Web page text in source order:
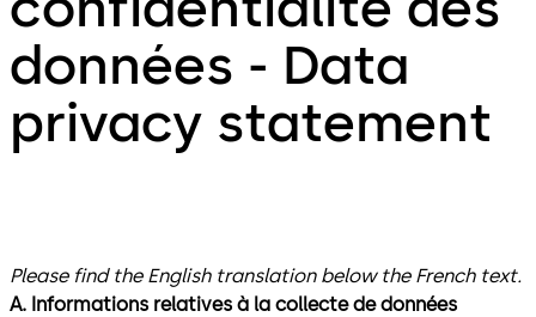
données - Data
privacy statement
Please find the English translation below the French text.
A. Informations relatives à la collecte de données